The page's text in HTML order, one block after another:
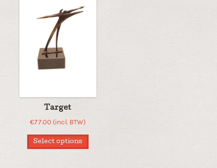
Target
€77.00 (incl. BTW)
Select options